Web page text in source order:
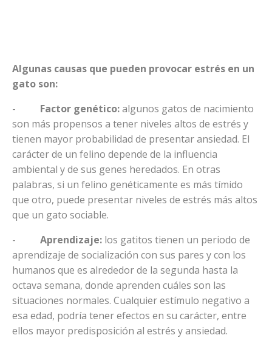
Algunas causas que pueden provocar estrés en un
gato son:
- Factor genético:algunos gatos de nacimiento
son más propensos a tener niveles altos de estrés y
tienen mayor probabilidad de presentar ansiedad. El
carácter de un felino depende de la influencia
ambiental y de sus genes heredados. En otras
palabras, si un felino genéticamente es más tímido
que otro, puede presentar niveles de estrés más altos
que un gato sociable.
- Aprendizaje: los gatitos tienen un periodo de
aprendizaje de socialización con sus pares y con los
humanos que es alrededor de la segunda hasta la
octava semana, donde aprenden cuáles son las
situaciones normales. Cualquier estímulo negativo a
esa edad, podría tener efectos en su carácter, entre
ellos mayor predisposición al estrés y ansiedad.